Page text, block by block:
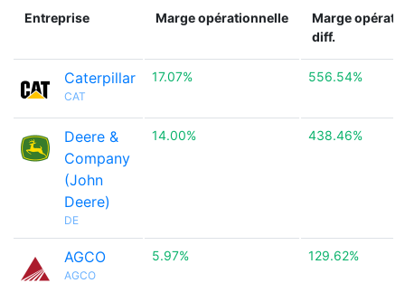
Entreprise Marge opérationnelle
Marge
diff.
Caterpillar
CAT
17.07% 556.54%
Deere &
Company
(John
Deere)
DE
14.00% 438.46%
AGCO
AGCO
5.97% 129.62%